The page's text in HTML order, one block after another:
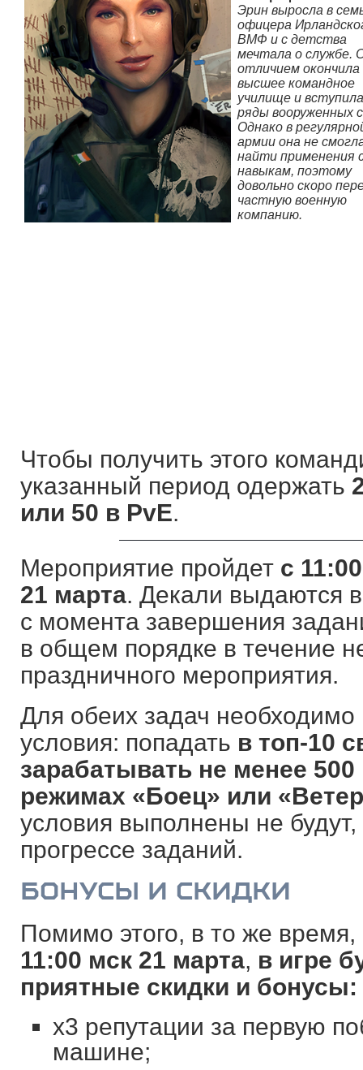
Эрин выросла в
офицера
ВМФ и с детства
мечтала о службе.
отличием окончила
высшее командное
училище и
ряды вооруженных
Однако в
армии она не
найти применения
навыкам, поэтому
довольно скоро
частную военную
компанию.
Чтобы получить этого
указанный период одержать
или 50 в PvE.
Мероприятие пройдет с
21 марта. Декали выдаются
с момента завершения
в общем порядке в течение
праздничного мероприятия.
Для обеих задач
условия: попадать в топ-10
зарабатывать не менее 500
режимах «Боец» или «
условия выполнены не
прогрессе заданий.
БОНУСЫ И СКИДКИ
Помимо этого, в то же время,
11:00 мск 21 марта, в игре
приятные скидки и бонусы:
х3 репутации за первую
машине;